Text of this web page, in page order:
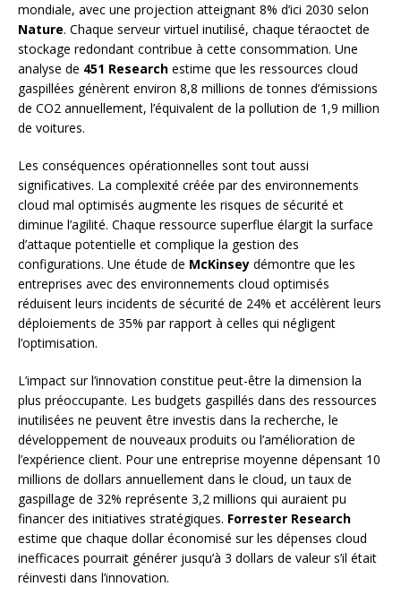
mondiale, avec une projection atteignant 8% d’ici 2030 selon
Nature. Chaque serveur virtuel inutilisé, chaque téraoctet de
stockage redondant contribue à cette consommation. Une
analyse de 451 Research estime que les ressources cloud
gaspillées génèrent environ 8,8 millions de tonnes d’émissions
de CO2 annuellement, l’équivalent de la pollution de 1,9 million
de voitures.
Les conséquences opérationnelles sont tout aussi
significatives. La complexité créée par des environnements
cloud mal optimisés augmente les risques de sécurité et
diminue l’agilité. Chaque ressource superflue élargit la surface
d’attaque potentielle et complique la gestion des
configurations. Une étude de McKinsey démontre que les
entreprises avec des environnements cloud optimisés
réduisent leurs incidents de sécurité de 24% et accélèrent leurs
déploiements de 35% par rapport à celles qui négligent
l’optimisation.
L’impact sur l’innovation constitue peut-être la dimension la
plus préoccupante. Les budgets gaspillés dans des ressources
inutilisées ne peuvent être investis dans la recherche, le
développement de nouveaux produits ou l’amélioration de
l’expérience client. Pour une entreprise moyenne dépensant 10
millions de dollars annuellement dans le cloud, un taux de
gaspillage de 32% représente 3,2 millions qui auraient pu
financer des initiatives stratégiques. Forrester Research
estime que chaque dollar économisé sur les dépenses cloud
inefficaces pourrait générer jusqu’à 3 dollars de valeur s’il était
réinvesti dans l’innovation.